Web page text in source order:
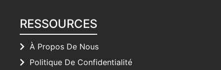
RESSOURCES
À Propos De Nous
Politique De Confidentialité